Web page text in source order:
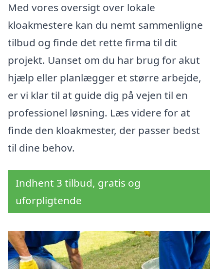
Med vores oversigt over lokale
kloakmestere kan du nemt sammenligne
tilbud og finde det rette firma til dit
projekt. Uanset om du har brug for akut
hjælp eller planlægger et større arbejde,
er vi klar til at guide dig på vejen til en
professionel løsning. Læs videre for at
finde den kloakmester, der passer bedst
til dine behov.
Indhent 3 tilbud, gratis og
uforpligtende